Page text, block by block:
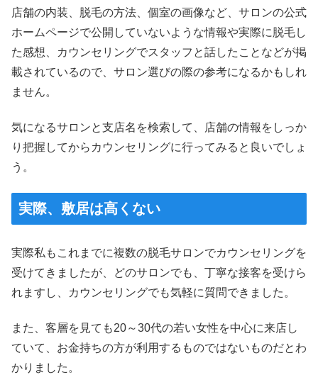
店舗の内装、脱毛の方法、個室の画像など、サロンの公式
ホームページで公開していないような情報や実際に脱毛し
た感想、カウンセリングでスタッフと話したことなどが掲
載されているので、サロン選びの際の参考になるかもしれ
ません。
気になるサロンと支店名を検索して、店舗の情報をしっか
り把握してからカウンセリングに行ってみると良いでしょ
う。
実際、敷居は高くない
実際私もこれまでに複数の脱毛サロンでカウンセリングを
受けてきましたが、どのサロンでも、丁寧な接客を受けら
れますし、カウンセリングでも気軽に質問できました。
また、客層を見ても20～30代の若い女性を中心に来店し
ていて、お金持ちの方が利用するものではないものだとわ
かりました。